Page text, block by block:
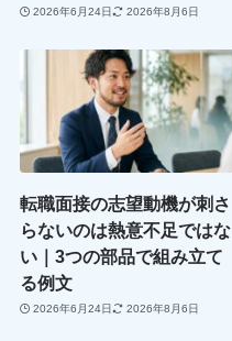
2026年6月24日 2026年8月6日
転職面接の志望動機が刺さ
らないのは熱意不足ではな
い｜3つの部品で組み立て
る例文
2026年6月24日 2026年8月6日